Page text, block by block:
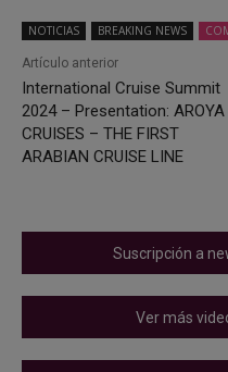
NOTICIAS BREAKING NEWS
Artículo anterior
International Cruise Summit
2024 – Presentation: AROYA
CRUISES – THE FIRST
ARABIAN CRUISE LINE
Suscripción a
Ver más